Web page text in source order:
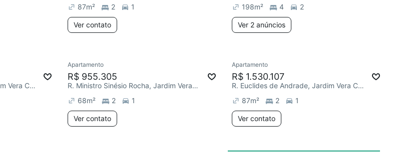
87m² 2 1
Ver contato
198m² 4 2
Ver 2 anúncios
R. Euclides de Andrade, Jardim Vera Cruz
Apartamento
R$ 955.305
R. Ministro Sinésio Rocha, Jardim Vera Cruz
68m² 2 1
Ver contato
Apartamento
R$ 1.530.107
R. Euclides de Andrade, Jardim Vera Cruz
87m² 2 1
Ver contato